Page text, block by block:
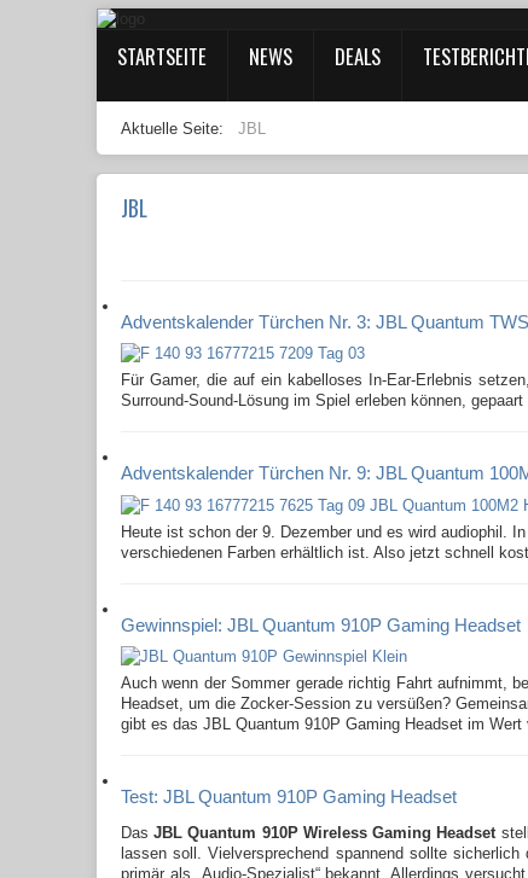
STARTSEITE NEWS DEALS
Aktuelle Seite: JBL
JBL
Adventskalender Türchen Nr. 3: JBL Quantum
Für Gamer, die auf ein kabelloses In-Ear-Erlebnis
Surround-Sound-Lösung im Spiel erleben können,
Adventskalender Türchen Nr. 9: JBL Quantum
Heute ist schon der 9. Dezember und es wird audiophil.
verschiedenen Farben erhältlich ist. Also jetzt schnell
Gewinnspiel: JBL Quantum 910P Gaming Headset
Auch wenn der Sommer gerade richtig Fahrt aufnimmt,
Headset, um die Zocker-Session zu versüßen?
gibt es das JBL Quantum 910P Gaming Headset im
Test: JBL Quantum 910P Gaming Headset
DasJBL Quantum 910P Wireless Gaming Headset
lassen soll. Vielversprechend spannend sollte
primär als „Audio-Spezialist“ bekannt. Allerdings